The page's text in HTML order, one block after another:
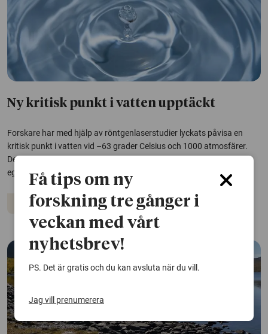
Ny kritisk punkt i vatten upptäckt
Forskare har med hjälp av röntgenlaserstudier lyckats påvisa en
kritisk punkt i vatten vid –63 grader Celsius och 1000 atmosfärer.
Den kritiska punkten är orsaken till att vatten har märkliga
egenskaper.
Vatten
Få tips om ny
forskning tre gånger i
veckan med vårt
nyhetsbrev!
PS. Det är gratis och du kan avsluta när du vill.
Jag vill prenumerera